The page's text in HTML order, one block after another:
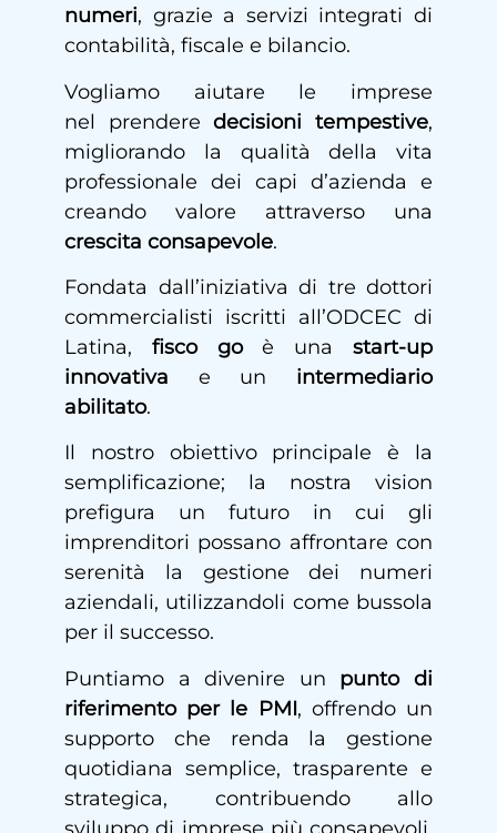
numeri, grazie a servizi integrati di
contabilità, fiscale e bilancio.
Vogliamo aiutare le imprese
nel prenderedecisioni tempestive,
migliorando la qualità della vita
professionale dei capi d’azienda e
creando valore attraverso una
crescita consapevole.
Fondata dall’iniziativa di tre dottori
commercialisti iscritti all’ODCEC di
Latina, fisco goè unastart-up
innovativa e un intermediario
abilitato.
Il nostro obiettivo principale è la
semplificazione; la nostra vision
prefigura un futuro in cui gli
imprenditori possano affrontare con
serenità la gestione dei numeri
aziendali, utilizzandoli come bussola
per il successo.
Puntiamo a divenire un punto di
riferimento per le PMI, offrendo un
supporto che renda la gestione
quotidiana semplice, trasparente e
strategica, contribuendo allo